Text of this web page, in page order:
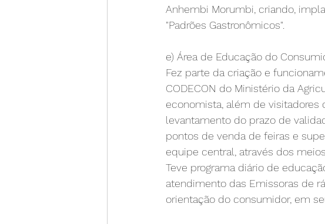
Anhembi Morumbi, criando,
"Padrões Gastronômicos".
e) Área de Educação do
Fez parte da criação e
CODECON do Ministério da
economista, além de visitadores
levantamento do prazo de
pontos de venda de feiras e
equipe central, através dos
Teve programa diário de
atendimento das Emissoras de
orientação do consumidor, em